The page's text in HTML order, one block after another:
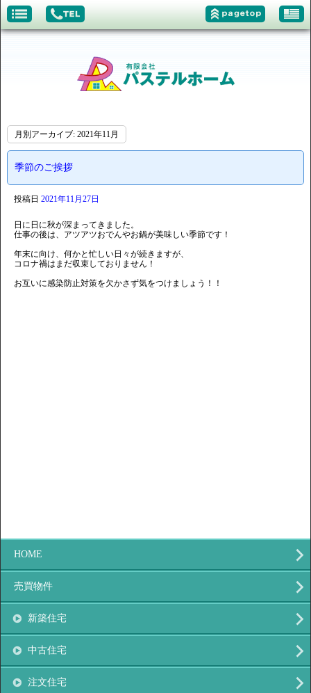
月別アーカイブ: 2021年11月
季節のご挨拶
投稿日 2021年11月27日
日に日に秋が深まってきました。
仕事の後は、アツアツおでんやお鍋が美味しい季節です！
年末に向け、何かと忙しい日々が続きますが、
コロナ禍はまだ収束しておりません！
お互いに感染防止対策を欠かさず気をつけましょう！！
HOME
売買物件
新築住宅
中古住宅
注文住宅